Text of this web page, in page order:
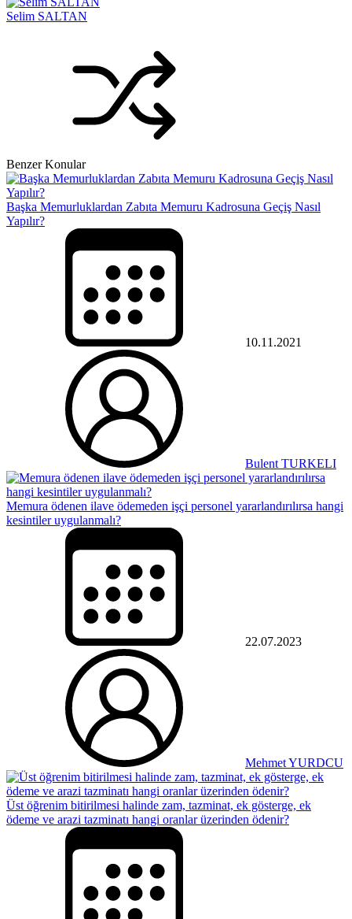
Selim SALTAN
Benzer Konular
Başka Memurluklardan Zabıta Memuru Kadrosuna Geçiş Nasıl
Yapılır?
10.11.2021
Bulent TURKELI
Memura ödenen ilave ödemeden işçi personel yararlandırılırsa hangi
kesintiler uygulanmalı?
22.07.2023
Mehmet YURDCU
Üst öğrenim bitirilmesi halinde zam, tazminat, ek gösterge, ek
ödeme ve arazi tazminatı hangi oranlar üzerinden ödenir?